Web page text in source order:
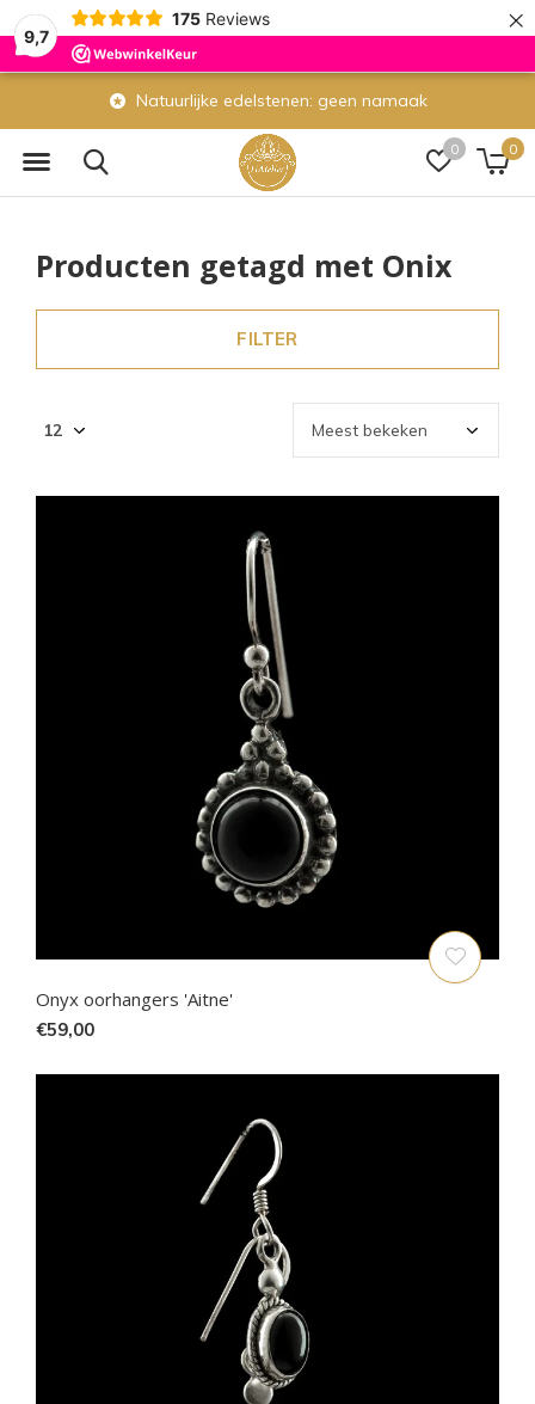
9,7
175 Reviews ×
0 0
Natuurlijke edelstenen: geen namaak
Producten getagd met Onix
FILTER
Onyx oorhangers 'Aitne'
€59,00